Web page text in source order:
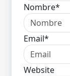
Nombre*
Email*
Website